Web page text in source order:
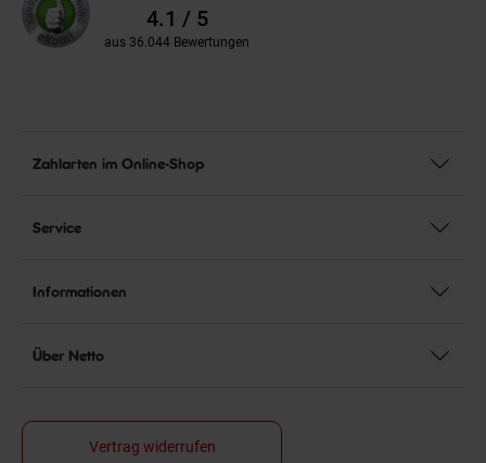
Bewertungen4.1 / 5
aus 36.044 Bewertungen
Zahlarten im Online-Shop
Service
Informationen
Über Netto
Vertrag widerrufen